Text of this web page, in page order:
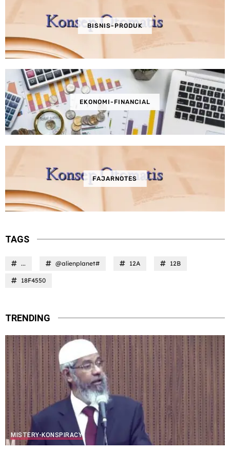
BISNIS-PRODUK
EKONOMI-FINANCIAL
FAJARNOTES
TAGS
... @alienplanet# 12A 12B
18F4550
TRENDING
MISTERY-KONSPIRACY